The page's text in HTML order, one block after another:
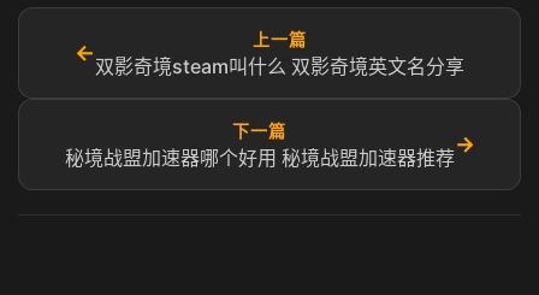
←
上一篇
双影奇境steam叫什么 双影奇境英文名分享
下一篇
秘境战盟加速器哪个好用 秘境战盟加速器推荐
→